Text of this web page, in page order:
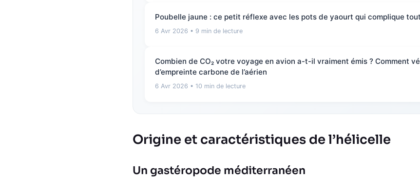
Poubelle jaune : ce petit réflexe avec les pots de yaourt qui complique
6 Avr 2026 • 9 min de lecture
Combien de CO₂ votre voyage en avion a-t-il vraiment émis ? Comment
d’empreinte carbone de l’aérien
6 Avr 2026 • 10 min de lecture
Origine et caractéristiques de l’hélicelle
Un gastéropode méditerranéen